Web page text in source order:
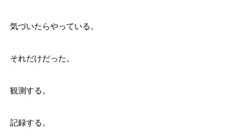
気づいたらやっている。
それだけだった。
観測する。
記録する。